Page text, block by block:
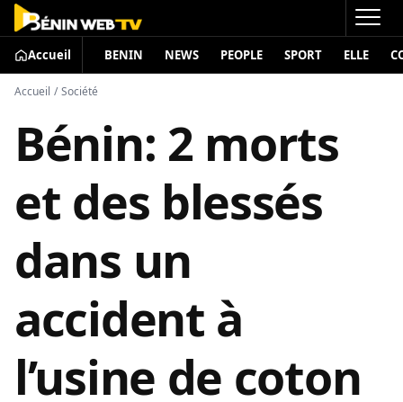
Accueil BENIN NEWS PEOPLE SPORT ELLE
Accueil / Société
Bénin: 2 morts
et des blessés
dans un
accident à
l’usine de coton